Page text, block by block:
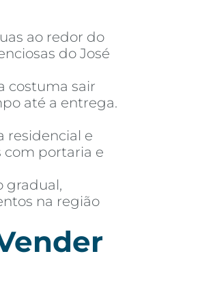
ao redor do
do José
costuma sair
até a entrega.
residencial e
portaria e
gradual,
na região